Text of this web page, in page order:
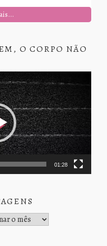
O CORPO NÃO
01:28